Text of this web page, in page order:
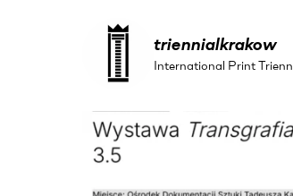
triennialkrakow
International Print